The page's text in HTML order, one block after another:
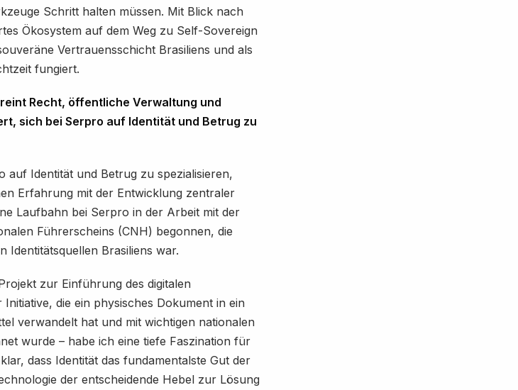
Schritt halten müssen. Mit Blick nach
Ökosystem auf dem Weg zu Self-Sovereign
Vertrauensschicht Brasiliens und als
fungiert.
Recht, öffentliche Verwaltung und
sich bei Serpro auf Identität und Betrug zu
auf Identität und Betrug zu spezialisieren,
Erfahrung mit der Entwicklung zentraler
Laufbahn bei Serpro in der Arbeit mit der
Führerscheins (CNH) begonnen, die
Identitätsquellen Brasiliens war.
zur Einführung des digitalen
die ein physisches Dokument in ein
verwandelt hat und mit wichtigen nationalen
wurde – habe ich eine tiefe Faszination für
dass Identität das fundamentalste Gut der
der entscheidende Hebel zur Lösung